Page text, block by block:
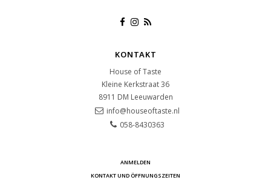
KONTAKT
House of Taste
Kleine Kerkstraat 36
8911 DM Leeuwarden
info@houseoftaste.nl
058-8430363
ANMELDEN
KONTAKT UND ÖFFNUNGSZEITEN